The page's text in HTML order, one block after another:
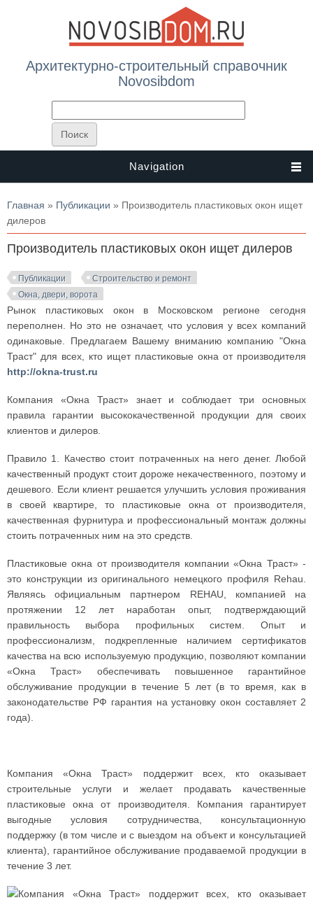
Архитектурно-строительный справочник
Novosibdom
Navigation
Вы здесь
Главная » Публикации » Производитель пластиковых окон ищет
дилеров
Производитель пластиковых окон ищет дилеров
Публикации
Строительство и ремонт
Окна, двери, ворота
Рынок пластиковых окон в Московском регионе сегодня
переполнен. Но это не означает, что условия у всех компаний
одинаковые. Предлагаем Вашему вниманию компанию "Окна
Траст" для всех, кто ищет пластиковые окна от производителя
http://okna-trust.ru
Компания «Окна Траст» знает и соблюдает три основных
правила гарантии высококачественной продукции для своих
клиентов и дилеров.
Правило 1. Качество стоит потраченных на него денег. Любой
качественный продукт стоит дороже некачественного, поэтому и
дешевого. Если клиент решается улучшить условия проживания
в своей квартире, то пластиковые окна от производителя,
качественная фурнитура и профессиональный монтаж должны
стоить потраченных ним на это средств.
Пластиковые окна от производителя компании «Окна Траст» -
это конструкции из оригинального немецкого профиля Rehau.
Являясь официальным партнером REHAU, компанией на
протяжении 12 лет наработан опыт, подтверждающий
правильность выбора профильных систем. Опыт и
профессионализм, подкрепленные наличием сертификатов
качества на всю используемую продукцию, позволяют компании
«Окна Траст» обеспечивать повышенное гарантийное
обслуживание продукции в течение 5 лет (в то время, как в
законодательстве РФ гарантия на установку окон составляет 2
года).
Компания «Окна Траст» поддержит всех, кто оказывает
строительные услуги и желает продавать качественные
пластиковые окна от производителя. Компания гарантирует
выгодные условия сотрудничества, консультационную
поддержку (в том числе и с выездом на объект и консультацией
клиента), гарантийное обслуживание продаваемой продукции в
течение 3 лет.